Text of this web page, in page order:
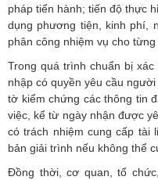
pháp tiến hành; tiến độ thực
dụng phương tiện, kinh phí,
phân công nhiệm vụ cho từng
Trong quá trình chuẩn bị
nhập có quyền yêu cầu
tờ kiểm chứng các thông tin
việc, kể từ ngày nhận được
có trách nhiệm cung cấp tài
bản giải trình nếu không thể
Đồng thời, cơ quan, tổ